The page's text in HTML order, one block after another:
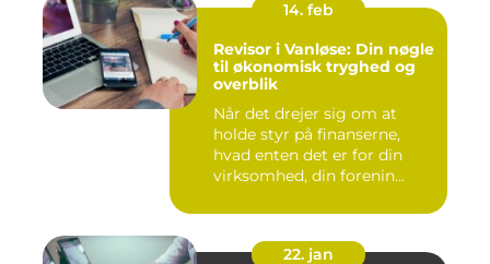
14. feb
Revisor i Vanløse: Din nøgle
til økonomisk tryghed og
overblik
Når det drejer sig om at
holde styr på finanserne,
hvad enten det er for din
virksomhed, din forenin...
22. jan